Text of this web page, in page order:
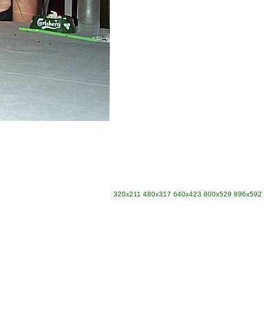
320x211 480x317 640x423 800x529 896x592